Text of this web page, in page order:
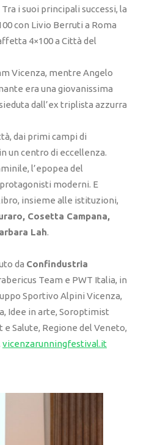
i suoi principali successi, la
con Livio Berruti a Roma
4×100 a Città del
Vicenza, mentre Angelo
era una giovanissima
dall’ex triplista azzurra
dai primi campi di
un centro di eccellenza.
l’epopea del
moderni. E
insieme alle istituzioni,
Cosetta Campana,
Lah.
da Confindustria
Team e PWT Italia, in
Sportivo Alpini Vicenza,
Idee in arte, Soroptimist
Salute, Regione del Veneto,
vicenzarunningfestival.it